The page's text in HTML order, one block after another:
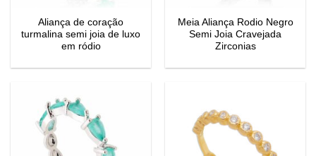
Aliança de coração
turmalina semi joia de luxo
em ródio
Meia Aliança Rodio Negro
Semi Joia Cravejada
Zirconias